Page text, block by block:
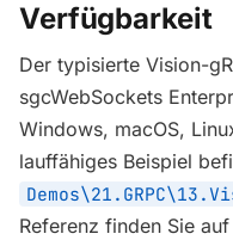
Verfügbarkeit
Der typisierte Vision-
sgcWebSockets
Windows, macOS,
lauffähiges Beispiel
Referenz finden Sie